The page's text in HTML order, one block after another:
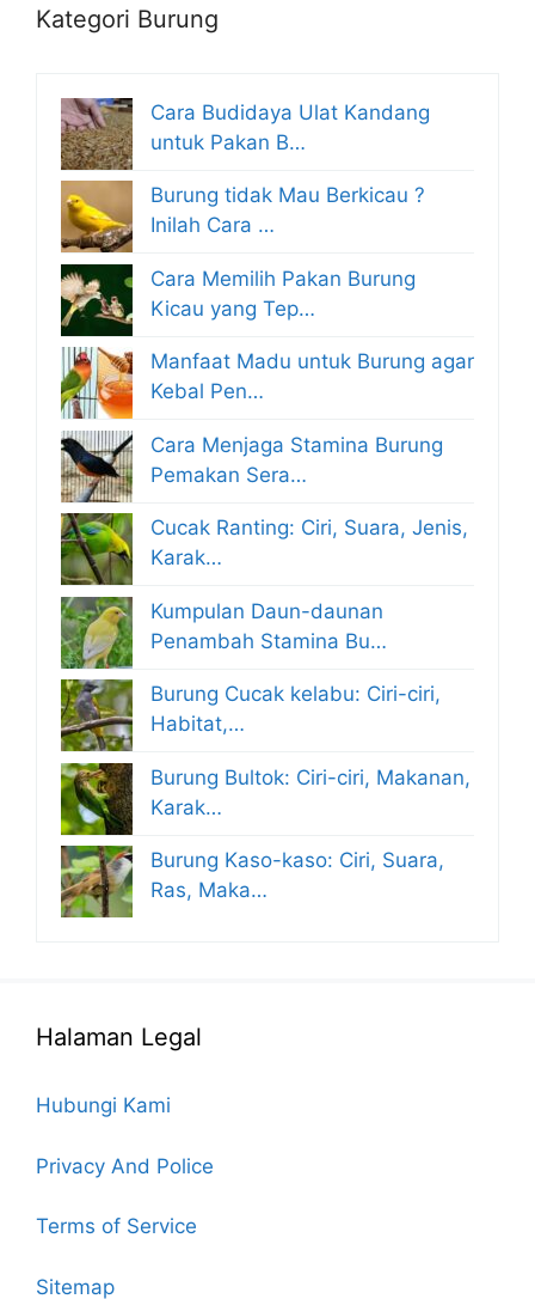
Kategori Burung
Cara Budidaya Ulat Kandang
untuk Pakan B…
Burung tidak Mau Berkicau ?
Inilah Cara …
Cara Memilih Pakan Burung
Kicau yang Tep…
Manfaat Madu untuk Burung agar
Kebal Pen…
Cara Menjaga Stamina Burung
Pemakan Sera…
Cucak Ranting: Ciri, Suara, Jenis,
Karak…
Kumpulan Daun-daunan
Penambah Stamina Bu…
Burung Cucak kelabu: Ciri-ciri,
Habitat,…
Burung Bultok: Ciri-ciri, Makanan,
Karak…
Burung Kaso-kaso: Ciri, Suara,
Ras, Maka…
Halaman Legal
Hubungi Kami
Privacy And Police
Terms of Service
Sitemap